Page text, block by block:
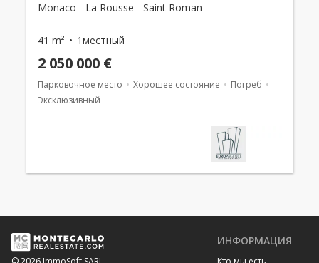
Monaco - La Rousse - Saint Roman
41 m² 1местный
2 050 000 €
Парковочное место Хорошее состояние
Погреб
Эксклюзивный
ИНФОРМАЦИЯ